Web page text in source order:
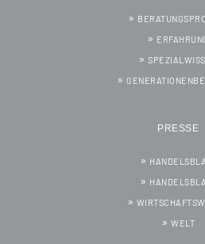
PRESSE
WELT